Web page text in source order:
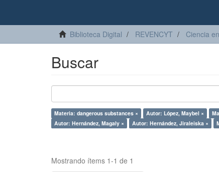
Biblioteca Digital REVENCYT Ciencia
Buscar
Materia: dangerous substances × Autor: López, Maybel ×
Autor: Hernández, Magaly ×
Autor: Hernández, Jiraleiska ×
Mostrando ítems 1-1 de 1